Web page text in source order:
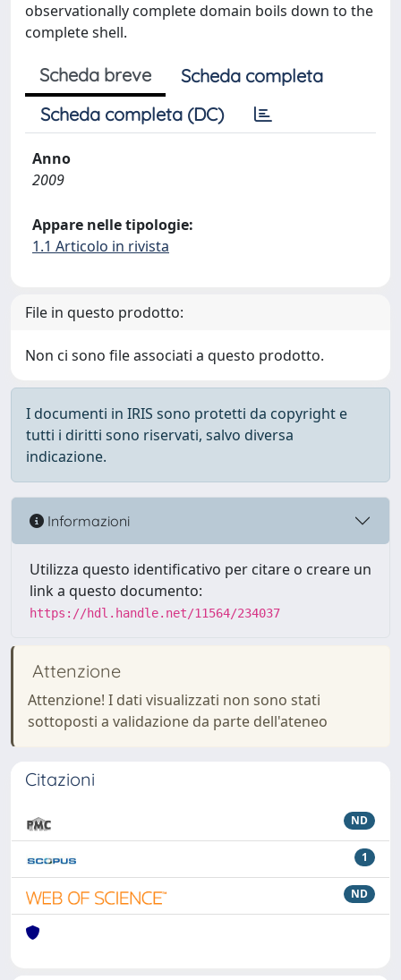
observationally complete domain boils down to the
complete shell.
Scheda breve
Scheda completa
Scheda completa (DC)
Anno
2009
Appare nelle tipologie:
1.1 Articolo in rivista
File in questo prodotto:
Non ci sono file associati a questo prodotto.
I documenti in IRIS sono protetti da copyright e
tutti i diritti sono riservati, salvo diversa
indicazione.
Informazioni
Utilizza questo identificativo per citare o creare un
link a questo documento:
https://hdl.handle.net/11564/234037
Attenzione
Attenzione! I dati visualizzati non sono stati
sottoposti a validazione da parte dell'ateneo
Citazioni
ND
1
ND